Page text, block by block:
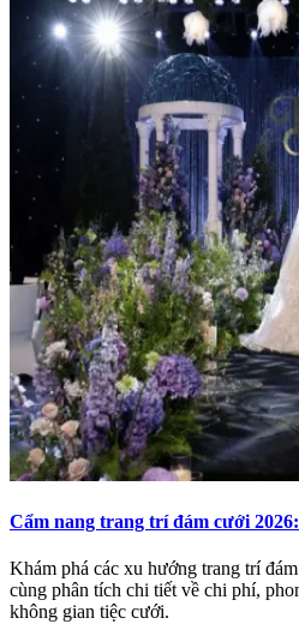
Cẩm nang trang trí đám cưới
Khám phá các xu hướng trang trí
cùng phân tích chi tiết về chi phí,
không gian tiệc cưới.